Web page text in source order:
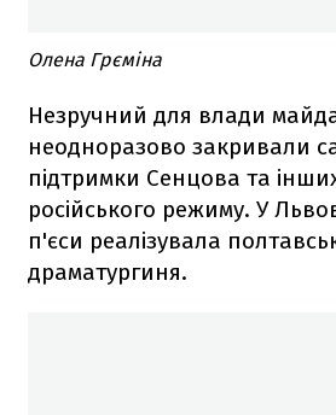
Олена Грєміна
Незручний для влади
неодноразово закривали
підтримки Сенцова та
російського режиму. У
п'єси реалізувала
драматургиня.